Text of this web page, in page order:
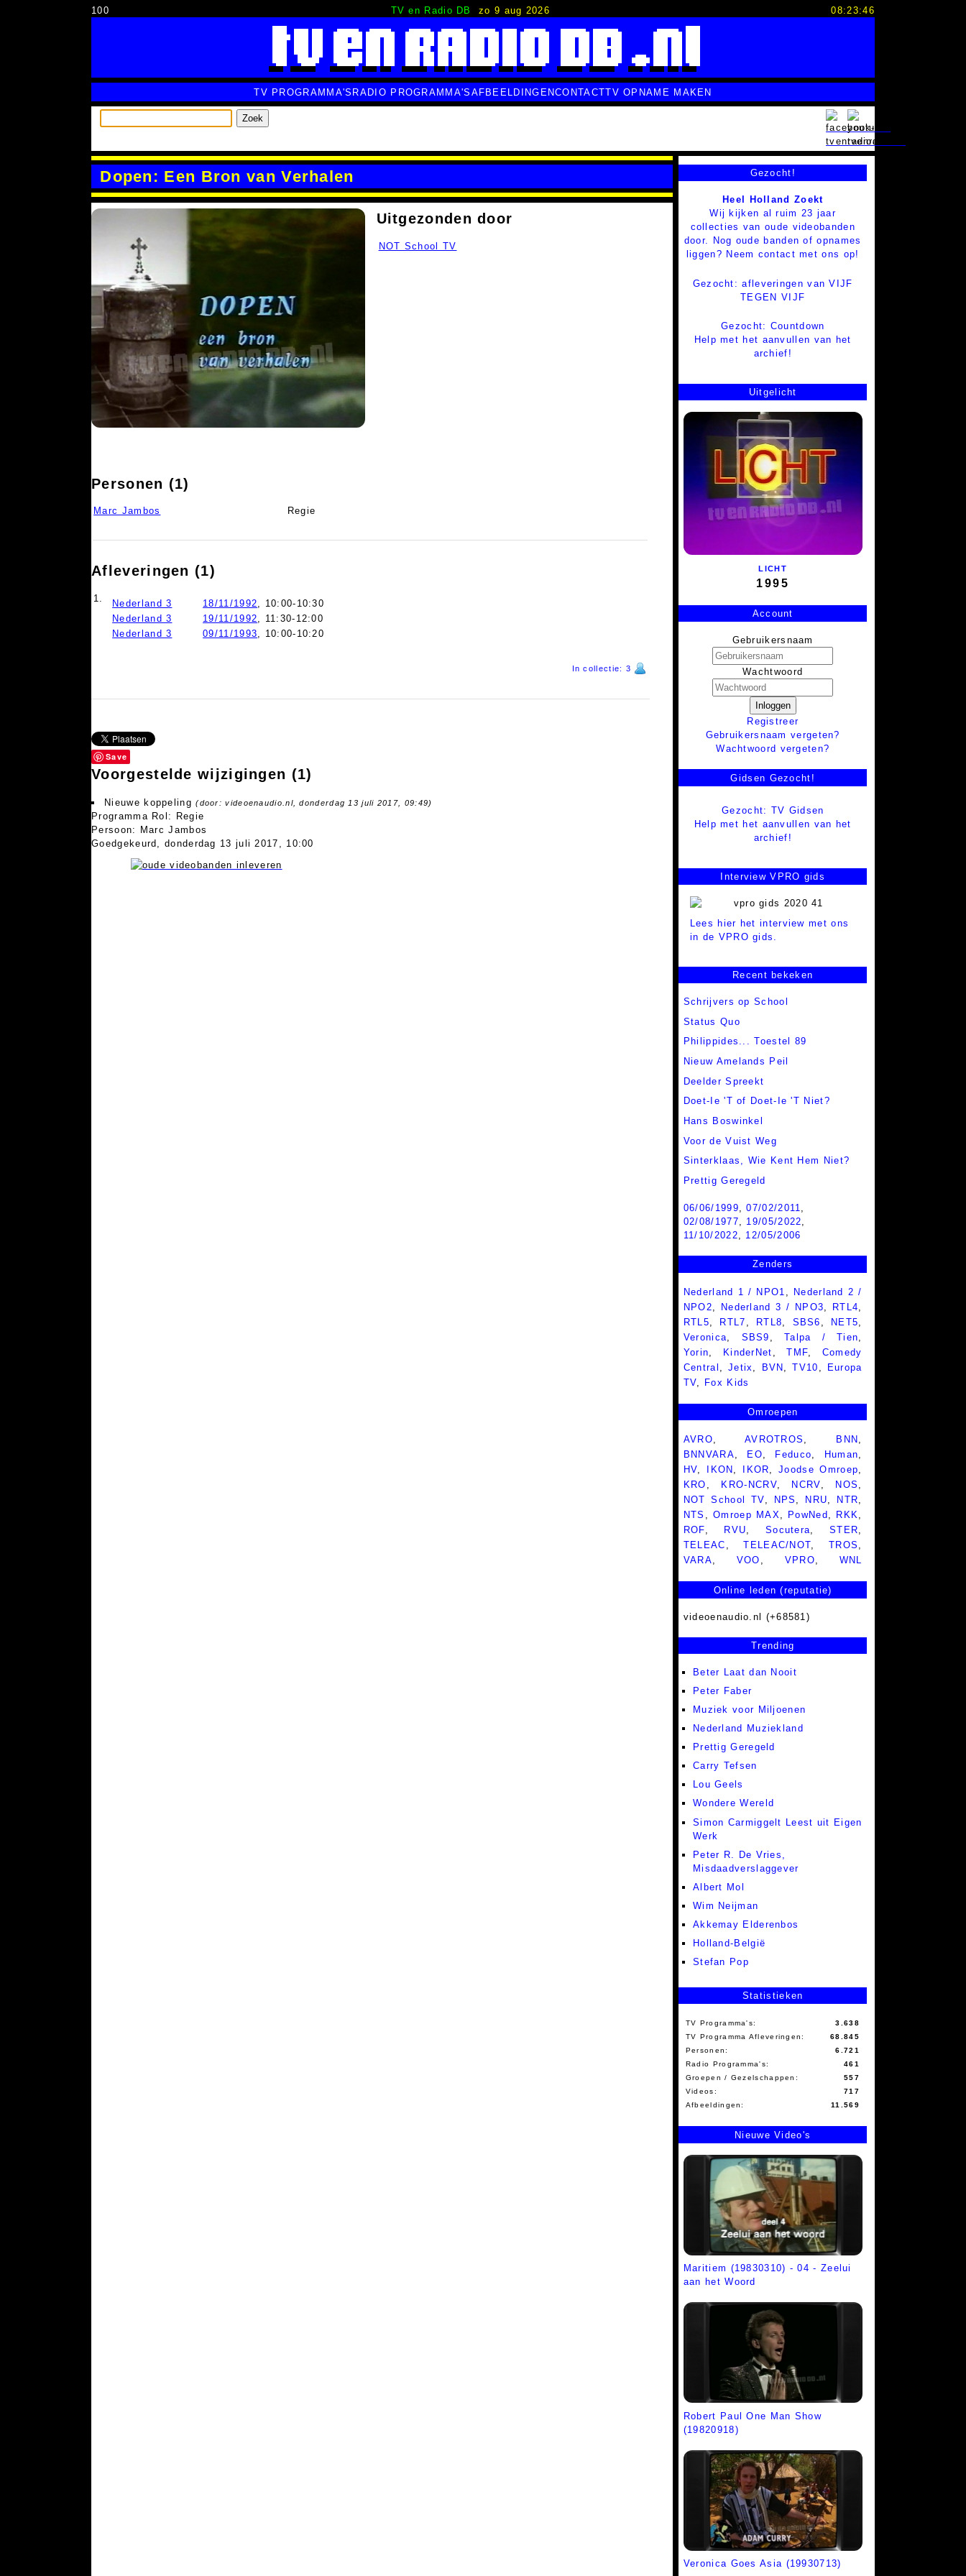
100 TV en Radio DB zo 9 aug 2026 08:23:47
TV PROGRAMMA'S RADIO PROGRAMMA'S AFBEELDINGENCONTACTTV OPNAME MAKEN
Zoek
Dopen: Een Bron van Verhalen
Uitgezonden door
NOT School TV
Personen (1)
Marc Jambos Regie
Afleveringen (1)
1. Nederland 3 18/11/1992 , 10:00-10:30
Nederland 3
19/11/1992 , 11:30-12:00
Nederland 3
09/11/1993 , 10:00-10:20
In collectie: 3
Save
Voorgestelde wijzigingen (1)
Nieuwe koppeling(door: videoenaudio.nl, donderdag 13 juli 2017, 09:49)
Programma Rol: Regie
Persoon: Marc Jambos
Goedgekeurd, donderdag 13 juli 2017, 10:00
Gezocht!
Heel Holland Zoekt
Wij kijken al ruim 23 jaar
collecties van oude videobanden
door. Nog oude banden of opnames
liggen? Neem contact met ons op!
Gezocht: afleveringen van VIJF
TEGEN VIJF
Gezocht: Countdown
Help met het aanvullen van het
archief!
Uitgelicht
LICHT
1995
Account
Gebruikersnaam
Wachtwoord
Inloggen
Registreer
Gebruikersnaam vergeten?
Wachtwoord vergeten?
Gidsen Gezocht!
Gezocht: TV Gidsen
Help met het aanvullen van het
archief!
Interview VPRO gids
Lees hier het interview met ons
in de VPRO gids.
Recent bekeken
Schrijvers op School
Status Quo
Philippides... Toestel 89
Nieuw Amelands Peil
Deelder Spreekt
Doet-Ie 'T of Doet-Ie 'T Niet?
Hans Boswinkel
Voor de Vuist Weg
Sinterklaas, Wie Kent Hem Niet?
Prettig Geregeld
06/06/1999,07/02/2011,
02/08/1977, 19/05/2022,
11/10/2022, 12/05/2006
Zenders
Nederland 1 / NPO1
Nederland 2 /
NPO2
Nederland 3 / NPO3 RTL4
RTL5
RTL7 RTL8 SBS6 NET5
Veronica
SBS9 ,Talpa / Tien
Yorin
KinderNet ,TMF
Comedy
Central
Jetix BVN ,TV10
Europa
TV
Fox Kids
Omroepen
AVRO, AVROTROS , BNN ,
BNNVARA, EO, Feduco, Human,
HV, IKON , IKOR,Joodse Omroep,
KRO , KRO-NCRV, NCRV, NOS ,
NOT School TV, NPS , NRU, NTR,
NTS ,Omroep MAX, PowNed , RKK,
ROF, RVU, Socutera,STER,
TELEAC ,TELEAC/NOT,TROS ,
VARA, VOO , VPRO, WNL
Online leden (reputatie)
videoenaudio.nl (+68581)
Trending
Beter Laat dan Nooit
Peter Faber
Muziek voor Miljoenen
Nederland Muziekland
Prettig Geregeld
Carry Tefsen
Lou Geels
Wondere Wereld
Simon Carmiggelt Leest uit Eigen
Werk
Peter R. De Vries,
Misdaadverslaggever
Albert Mol
Wim Neijman
Akkemay Elderenbos
Holland-België
Stefan Pop
Statistieken
TV Programma's:
3.638
TV Programma Afleveringen:
68.845
Personen:
6.721
Radio Programma's:
461
Groepen / Gezelschappen:
557
Videos:
717
Afbeeldingen:
11.569
Nieuwe Video's
Maritiem (19830310) - 04 - Zeelui
aan het Woord
Robert Paul One Man Show
(19820918)
Veronica Goes Asia (19930713)